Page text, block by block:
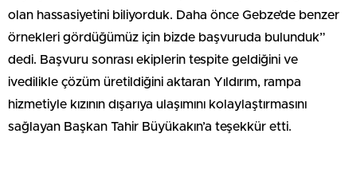
olan hassasiyetini biliyorduk. Daha önce Gebze’de benzer
örnekleri gördüğümüz için bizde başvuruda bulunduk”
dedi. Başvuru sonrası ekiplerin tespite geldiğini ve
ivedilikle çözüm üretildiğini aktaran Yıldırım, rampa
hizmetiyle kızının dışarıya ulaşımını kolaylaştırmasını
sağlayan Başkan Tahir Büyükakın’a teşekkür etti.